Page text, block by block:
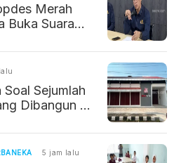
Merah
Buka Suara
Soal Sejumlah
Dibangun di
5 jam lalu